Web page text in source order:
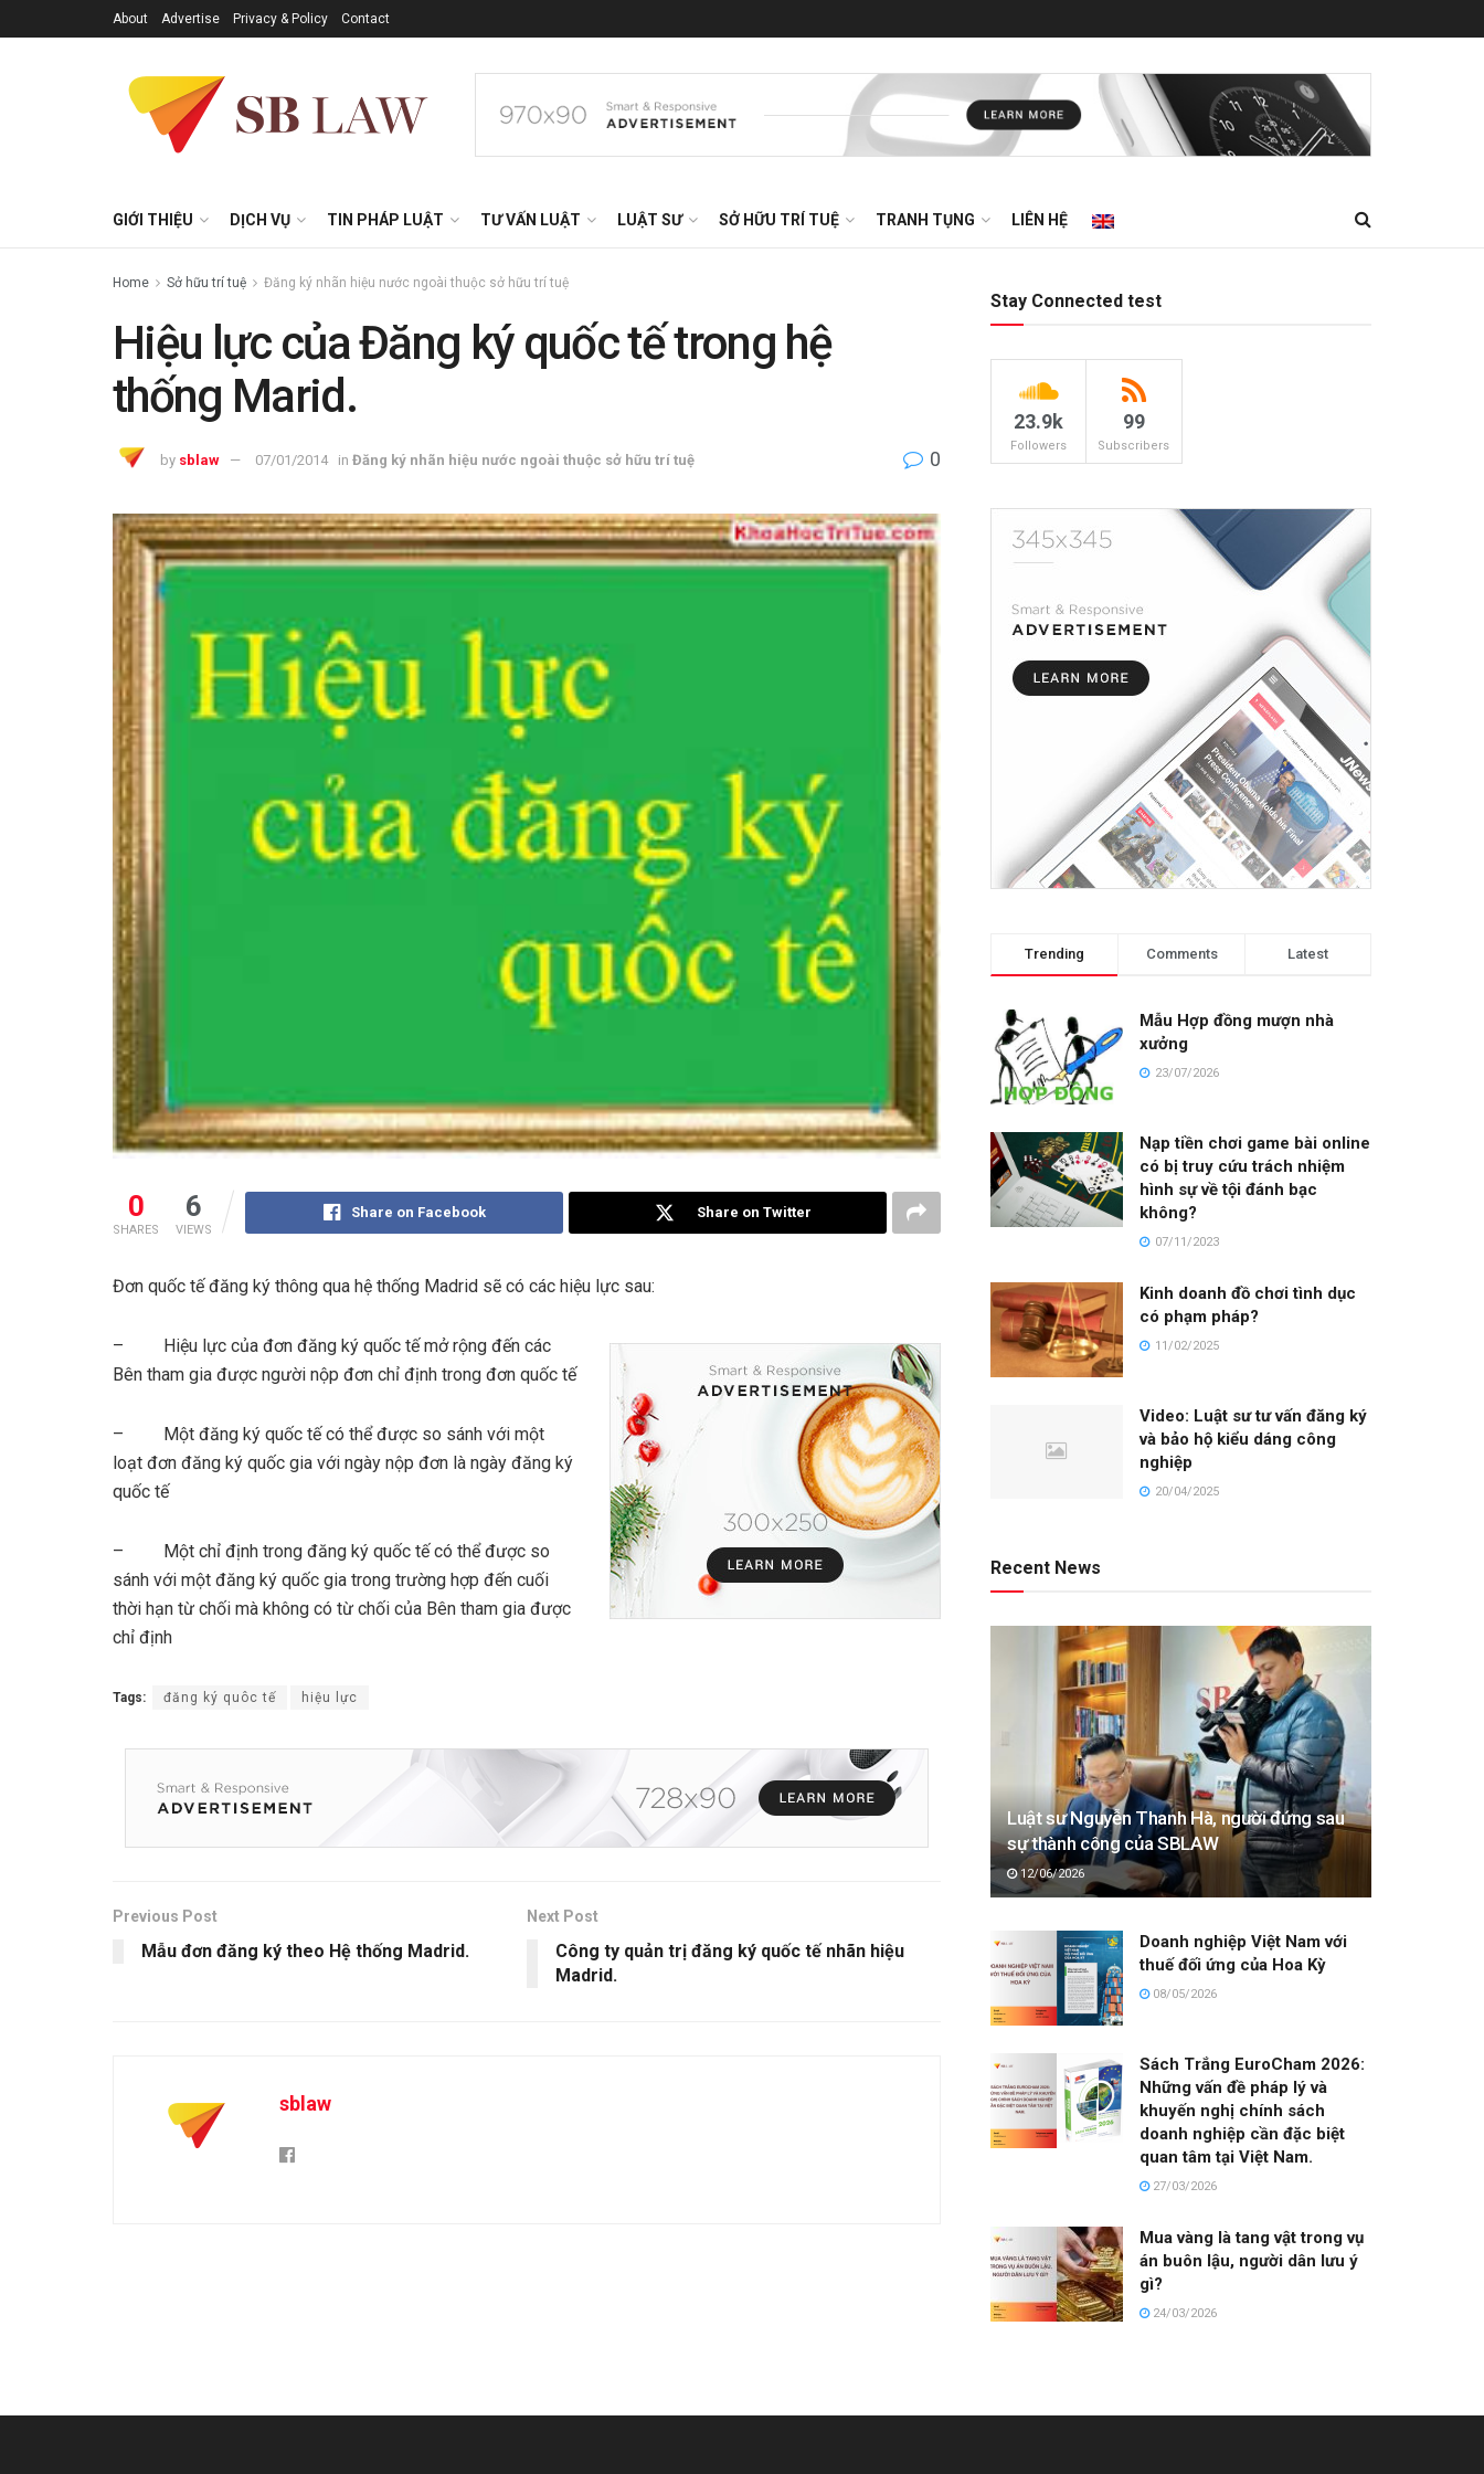
About Advertise Privacy & Policy Contact
GIỚI THIỆU DỊCH VỤ TIN PHÁP LUẬT TƯ VẤN LUẬT LUẬT SƯ SỞ HỮU TRÍ TUỆ TRANH TỤNG LIÊN HỆ
Home Sở hữu trí tuệ Đăng ký nhãn hiệu nước ngoài thuộc sở hữu trí tuệ
Hiệu lực của Đăng ký quốc tế trong hệ
thống Marid.
by sblaw 07/01/2014 in Đăng ký nhãn hiệu nước ngoài thuộc sở hữu trí tuệ 0
0
SHARES
6
VIEWS
Share on Facebook Share on Twitter
Đơn quốc tế đăng ký thông qua hệ thống Madrid sẽ có các hiệu lực sau:
– Hiệu lực của đơn đăng ký quốc tế mở rộng đến các
Bên tham gia được người nộp đơn chỉ định trong đơn quốc tế
– Một đăng ký quốc tế có thể được so sánh với một
loạt đơn đăng ký quốc gia với ngày nộp đơn là ngày đăng ký
quốc tế
– Một chỉ định trong đăng ký quốc tế có thể được so
sánh với một đăng ký quốc gia trong trường hợp đến cuối
thời hạn từ chối mà không có từ chối của Bên tham gia được
chỉ định
Tags: đăng ký quôc tế hiệu lực
Previous Post
Mẫu đơn đăng ký theo Hệ thống Madrid.
Next Post
Công ty quản trị đăng ký quốc tế nhãn hiệu
Madrid.
sblaw
Stay Connected test
23.9k
Followers
99
Subscribers
Trending Comments Latest
Mẫu Hợp đồng mượn nhà
xưởng
23/07/2026
Nạp tiền chơi game bài online
có bị truy cứu trách nhiệm
hình sự về tội đánh bạc
không?
07/11/2023
Kinh doanh đồ chơi tình dục
có phạm pháp?
11/02/2025
Video: Luật sư tư vấn đăng ký
và bảo hộ kiểu dáng công
nghiệp
20/04/2025
Recent News
Luật sư Nguyễn Thanh Hà, người đứng sau
sự thành công của SBLAW
12/06/2026
Doanh nghiệp Việt Nam với
thuế đối ứng của Hoa Kỳ
08/05/2026
Sách Trắng EuroCham 2026:
Những vấn đề pháp lý và
khuyến nghị chính sách
doanh nghiệp cần đặc biệt
quan tâm tại Việt Nam.
27/03/2026
Mua vàng là tang vật trong vụ
án buôn lậu, người dân lưu ý
gì?
24/03/2026